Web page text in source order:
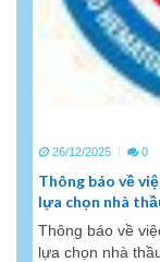
26/12/2025 0
Thông báo về
lựa chọn nhà
Thông báo về
lựa chọn nhà